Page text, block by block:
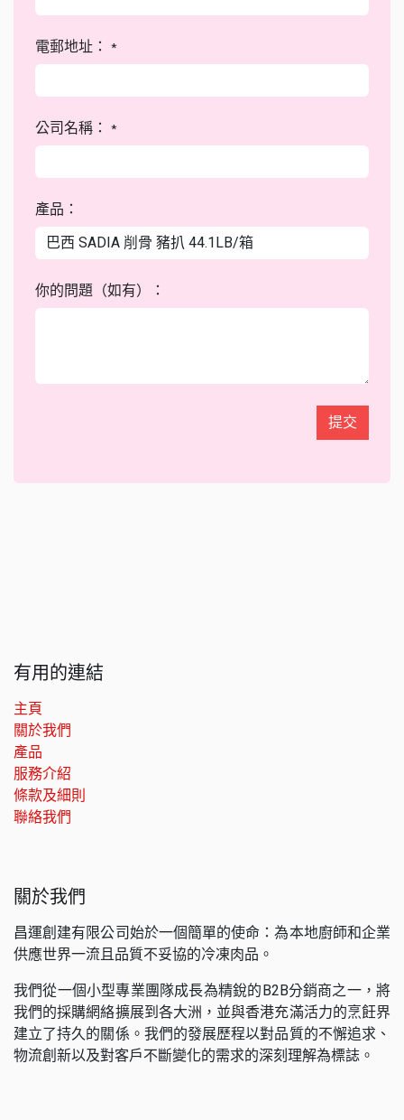
電郵地址： *
公司名稱： *
產品：
你的問題（如有）：
提交
有用的連結
主頁
關於我們
產品
服務介紹
條款及細則
聯絡我們
關於我們
昌運創建有限公司始於一個簡單的使命：為本地廚師和企業
供應世界一流且品質不妥協的冷凍肉品。
我們從一個小型專業團隊成長為精銳的B2B分銷商之一，將
我們的採購網絡擴展到各大洲，並與香港充滿活力的烹飪界
建立了持久的關係。我們的發展歷程以對品質的不懈追求、
物流創新以及對客戶不斷變化的需求的深刻理解為標誌。